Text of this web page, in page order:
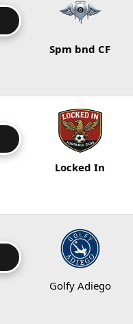
Spm bnd CF
Locked In
Golfy Adiego